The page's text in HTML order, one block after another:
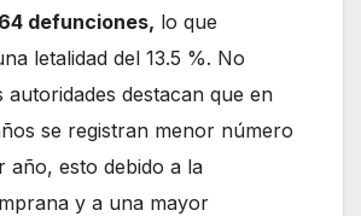
64 defunciones, lo que
letalidad del 13.5 %. No
autoridades destacan que en
se registran menor número
año, esto debido a la
y a una mayor